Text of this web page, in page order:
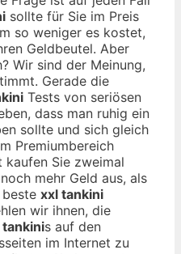
sollte für Sie im Preis
so weniger es kostet,
Geldbeutel. Aber
Wir sind der Meinung,
Gerade die
Tests von seriösen
dass man ruhig ein
sollte und sich gleich
Premiumbereich
kaufen Sie zweimal
mehr Geld aus, als
xxl tankini
wir ihnen, die
s auf den
im Internet zu